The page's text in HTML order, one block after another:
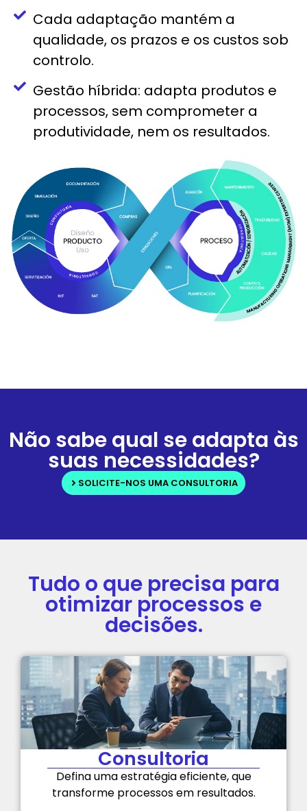
Cada adaptação mantém a
qualidade, os prazos e os custos sob
controlo.
Gestão híbrida: adapta produtos e
processos, sem comprometer a
produtividade, nem os resultados.
Não sabe qual se adapta às
suas necessidades?
SOLICITE-NOS UMA CONSULTORIA
Tudo o que precisa para
otimizar processos e
decisões.
Consultoria
Defina uma estratégia eficiente, que
transforme processos em resultados.